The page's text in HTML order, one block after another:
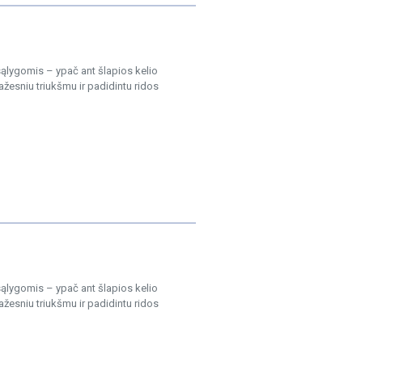
– ypač ant šlapios kelio
triukšmu ir padidintu ridos
– ypač ant šlapios kelio
triukšmu ir padidintu ridos